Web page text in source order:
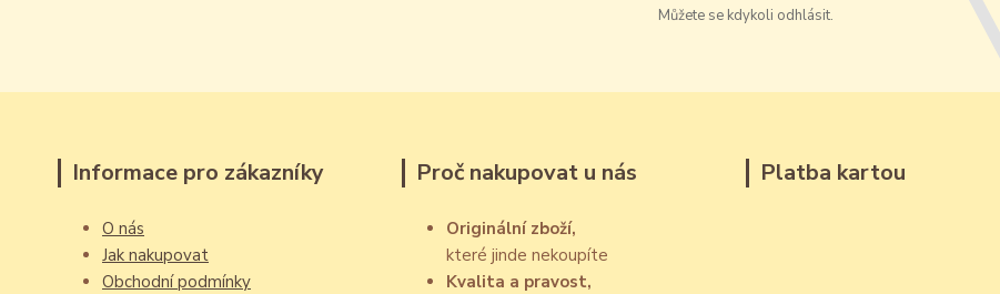
Můžete se kdykoli odhlásit.
Informace pro zákazníky
O nás
Jak nakupovat
Obchodní podmínky
Proč nakupovat u nás
Originální zboží,
které jinde nekoupíte
Kvalita a pravost,
Platba kartou